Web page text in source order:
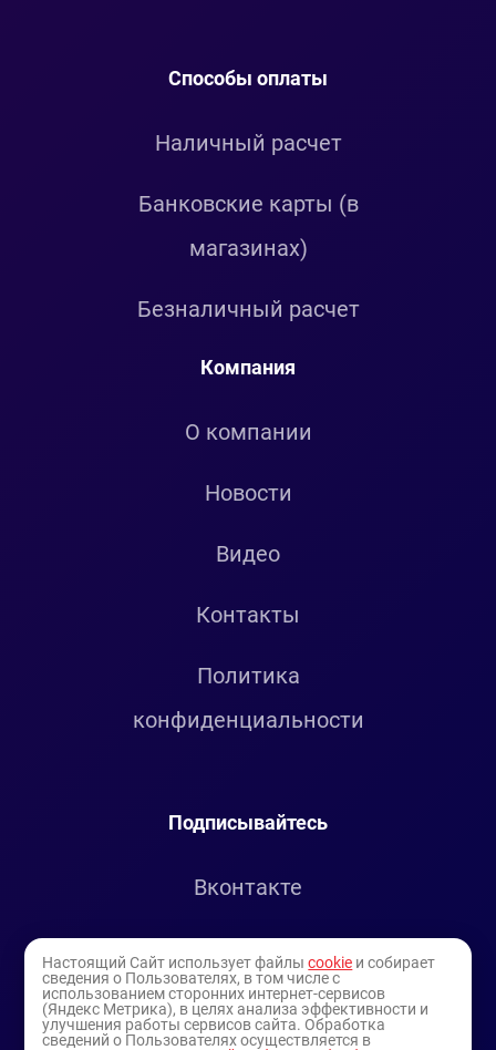
Способы оплаты
Наличный расчет
Банковские карты (в
магазинах)
Безналичный расчет
Компания
О компании
Новости
Видео
Контакты
Политика
конфиденциальности
Подписывайтесь
Вконтакте
Youtube
Настоящий Сайт использует файлыcookie и собирает
сведения о Пользователях, в том числе с
использованием сторонних интернет-сервисов
(Яндекс Метрика), в целях анализа эффективности и
улучшения работы сервисов сайта. Обработка
сведений о Пользователях осуществляется в